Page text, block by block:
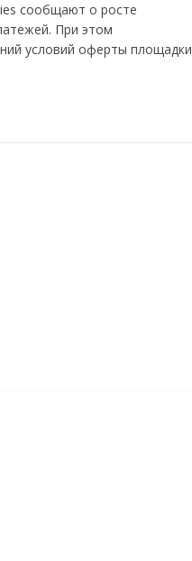
сообщают о росте
При этом
условий оферты площадки